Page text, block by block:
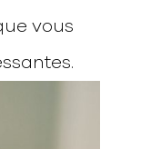
vous